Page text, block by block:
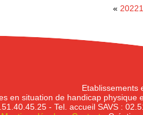
«
Etablissements
en situation de handicap physique
- Tel. accueil SAVS :